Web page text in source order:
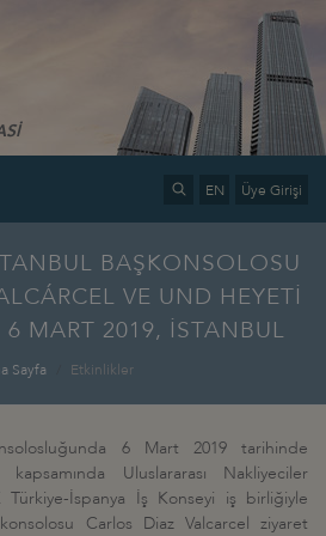
EN Üye Girişi
BAŞKONSOLOSU
VE UND HEYETİ
MART 2019, İSTANBUL
Sayfa Etkinlikler
6 Mart 2019 tarihinde
Uluslararası Nakliyeciler
İspanya İş Konseyi iş birliğiyle
Carlos Diaz Valcarcel ziyaret